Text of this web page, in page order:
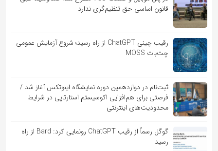
قانون اساسی حق تنظیم‌گری ندارد
رقیب چینی ChatGPT از راه رسید؛ شروع آزمایش عمومی
چت‌بات MOSS
ثبت‌نام در دوازدهمین دوره نمایشگاه اینوتکس آغاز شد /
فرصتی برای هم‌افزایی اکوسیستم استارتاپی در شرایط
محدودیت‌های اینترنتی
گوگل رسماً از رقیب ChatGPT رونمایی کرد: Bard از راه
رسید